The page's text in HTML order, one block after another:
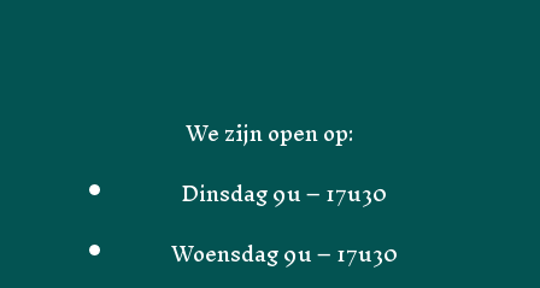
We zijn open op:
Dinsdag 9u – 17u30
Woensdag 9u – 17u30